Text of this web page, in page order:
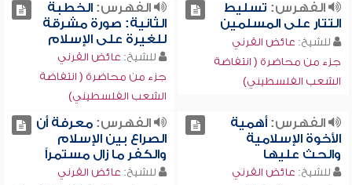
الفهرس: تسليط
التتار على المسلمين
للشيخ: عائض القرني
جزء من محاضرة ( انتفاضة
الشعب الفلسطيني)
الفهرس:الخطبة
الثانية: صورة مشرقة
للغيرة على الإسلام
للشيخ: عائض القرني
جزء من محاضرة ( انتفاضة
الشعب الفلسطيني)
الفهرس:أهمية
الأخوة الإسلامية
والحث عليها
للشيخ: عائض القرني
الفهرس:معرفة أن
الصراع بين الإسلام
والكفر ما زال مستمراً
للشيخ: عائض القرني